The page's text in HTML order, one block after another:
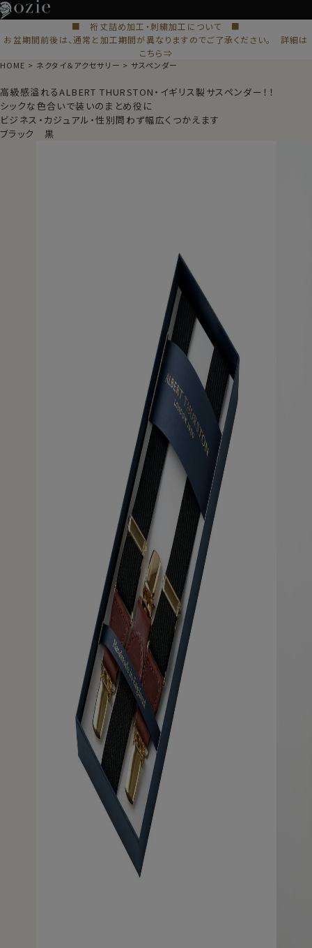
■ 裄丈詰め加工・刺繍加工について ■
お盆期間前後は、通常と加工期間が異なりますのでご了承ください。 詳細は
こちら⇒
HOME ネクタイ＆アクセサリー サスペンダー
高級感溢れるALBERT THURSTON・イギリス製サスペンダー！！
シックな色合いで装いのまとめ役に
ビジネス・カジュアル・性別問わず幅広くつかえます
ブラック 黒